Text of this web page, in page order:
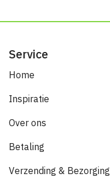
Service
Home
Inspiratie
Over ons
Betaling
Verzending & Bezorging